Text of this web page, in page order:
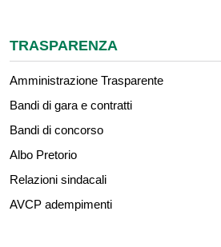
TRASPARENZA
Amministrazione Trasparente
Bandi di gara e contratti
Bandi di concorso
Albo Pretorio
Relazioni sindacali
AVCP adempimenti